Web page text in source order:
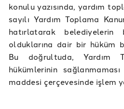
konulu yazısında, yardım
sayılı Yardım Toplama
hatırlatarak
olduklarına dair bir hüküm
Bu doğrultuda, Yardım
hükümlerinin
maddesi çerçevesinde işlem